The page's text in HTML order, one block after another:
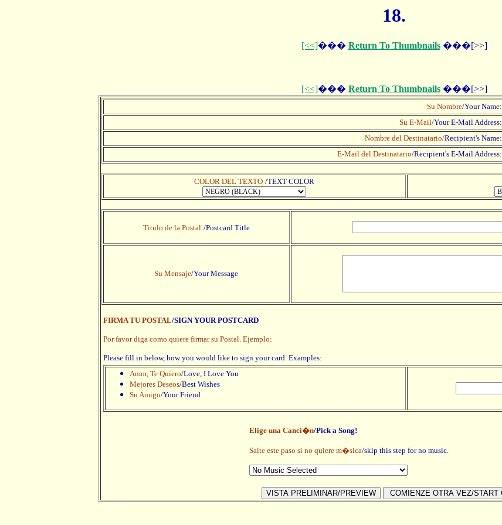
18.
[<<]��� Return To Thumbnails���[>>]
[<<]��� Return To Thumbnails���[>>]
Su Nombre/Your Name:
Su E-Mail/Your E-Mail Address:
Nombre del Destinatario/Recipient's Name:
E-Mail del Destinatario/Recipient's E-Mail Address:
COLOR DEL TEXTO /TEXT COLOR
Titulo de la Postal /Postcard Title
Su Mensaje/Your Message
FIRMA TU POSTAL/SIGN YOUR POSTCARD
Por favor diga como quiere firmar su Postal. Ejemplo:
Please fill in below, how you would like to sign your card. Examples:
Amor, Te Quiero/Love, I Love You
Mejores Deseos/Best Wishes
Su Amigo/Your Friend
Elige una Canci�n/Pick a Song!
Salte este paso si no quiere m�sica/skip this step for no music.